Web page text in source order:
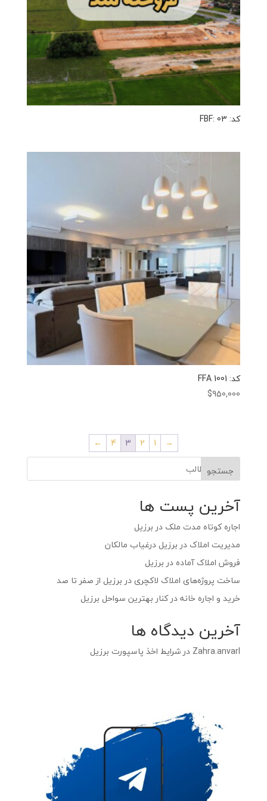
کد: FBF: 03
کد: FFA 1001
$950,000
→
1
2
3
4
←
جستجو
آخرین پست ها
اجاره کوتاه‌ مدت ملک در برزیل
مدیریت املاک در برزیل درغیاب مالکان
فروش املاک آماده در برزیل
ساخت پروژه‌های املاک لاکچری در برزیل از صفر تا صد
خرید و اجاره خانه در کنار بهترین سواحل برزیل
آخرین دیدگاه ها
Zahra.anvarI درشرایط اخذ پاسپورت برزیل